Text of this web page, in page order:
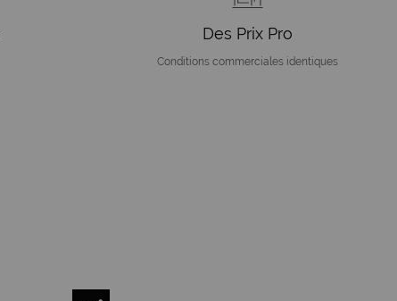
Des Prix Pro
Conditions commerciales identiques